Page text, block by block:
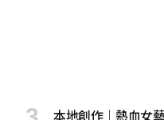
本地創作｜熱血女